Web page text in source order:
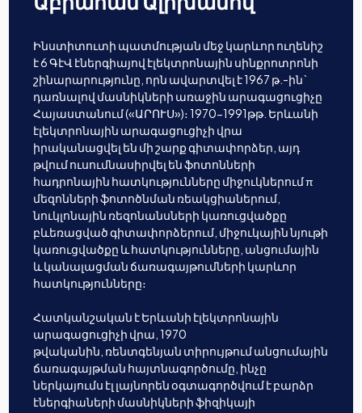
Ինստիտուտի պատմության մեջ կարևոր ուղենիշ
է 6 ԳէՎ էներգիայով էլեկտրոնային սինքրոտրոնի
շինարարությունը, որն ավարտվել է 1967 թ.-ին`
դառնալով մասնիկների առաջին արագացուցիչը
Հայաստանում («ԱՐՈՒՍ»)։ 1970-1991թթ. Երևանի
էլեկտրոնային արագացուցիչի վրա
իրականացվել են մի շարք գիտափորձեր, այդ
թվում ուսումնասիրվել են ֆոտոնների
հադրոնային հատկությունները միջուկներում π
մեզոնների ֆոտոծնման ռեակցիաներում,
նուկլոնային ռեզոնանսների կառուցվածքը
բևեռացված գիտափորձերում, միջուկային նյութի
կառուցվածքը և հատկությունները, անցումային
և կանալացման ճառագայթումների կարևոր
հատկությունները։
Հատկանշական է Երևանի էլեկտրոնային
արագացուցիչի վրա, 1970
թվականին, ռենտգենյան տիրույթում անցումային
ճառագայթման հայտնագործումը, ինչը
ներկայումս էլ լայնորեն օգտագործվում է բարձր
էներգիաների մասնիկների ֆիզիկայի